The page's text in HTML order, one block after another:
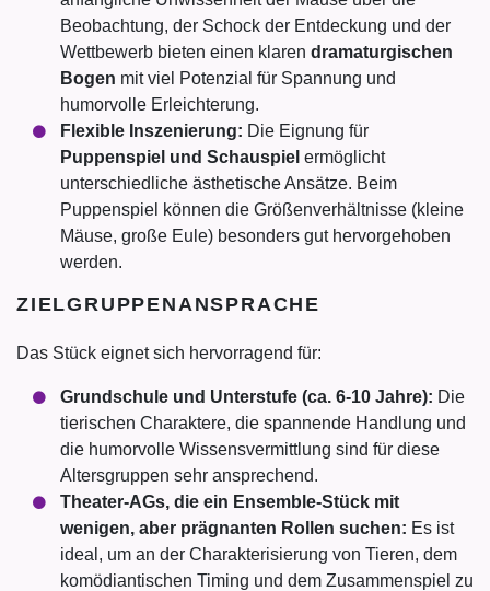
Beobachtung, der Schock der Entdeckung und der
Wettbewerb bieten einen klaren dramaturgischen
Bogen mit viel Potenzial für Spannung und
humorvolle Erleichterung.
Flexible Inszenierung: Die Eignung für
Puppenspiel und Schauspiel ermöglicht
unterschiedliche ästhetische Ansätze. Beim
Puppenspiel können die Größenverhältnisse (kleine
Mäuse, große Eule) besonders gut hervorgehoben
werden.
ZIELGRUPPENANSPRACHE
Das Stück eignet sich hervorragend für:
Grundschule und Unterstufe (ca. 6-10 Jahre): Die
tierischen Charaktere, die spannende Handlung und
die humorvolle Wissensvermittlung sind für diese
Altersgruppen sehr ansprechend.
Theater-AGs, die ein Ensemble-Stück mit
wenigen, aber prägnanten Rollen suchen: Es ist
ideal, um an der Charakterisierung von Tieren, dem
komödiantischen Timing und dem Zusammenspiel zu